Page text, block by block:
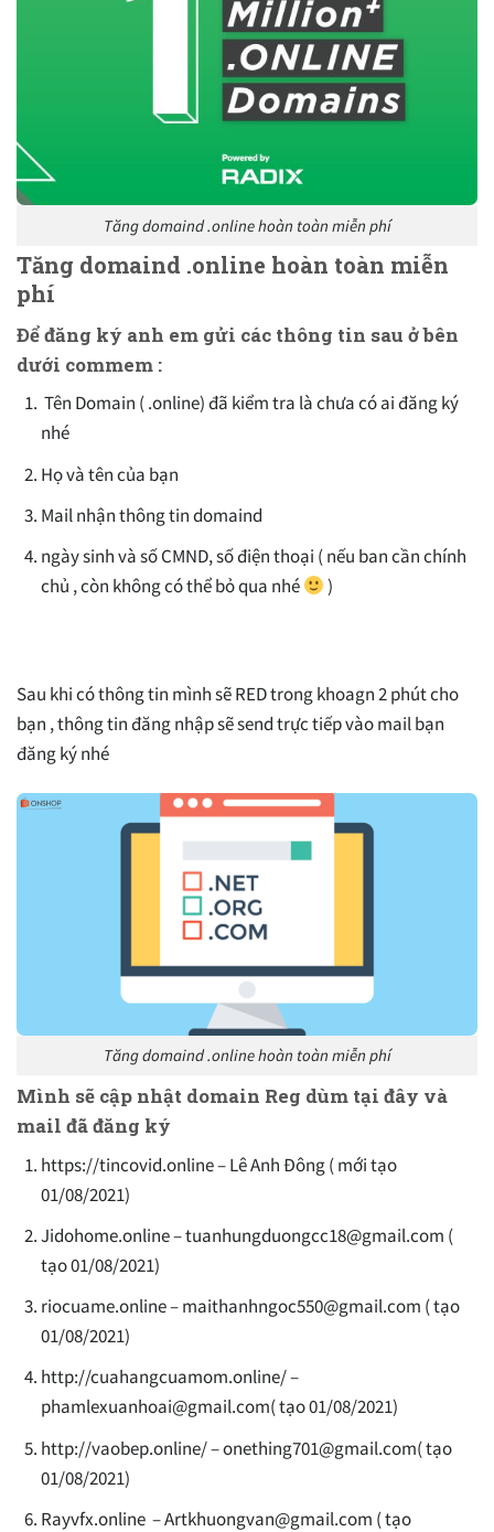
Tăng domaind .online hoàn toàn miễn phí
Tăng domaind .online hoàn toàn miễn
phí
Để đăng ký anh em gửi các thông tin sau ở bên
dưới commem :
Tên Domain ( .online) đã kiểm tra là chưa có ai đăng ký
nhé
Họ và tên của bạn
Mail nhận thông tin domaind
ngày sinh và số CMND, số điện thoại ( nếu ban cần chính
chủ , còn không có thể bỏ qua nhé
)
Sau khi có thông tin mình sẽ RED trong khoagn 2 phút cho
bạn , thông tin đăng nhập sẽ send trực tiếp vào mail bạn
đăng ký nhé
Tăng domaind .online hoàn toàn miễn phí
Mình sẽ cập nhật domain Reg dùm tại đây và
mail đã đăng ký
https://tincovid.online – Lê Anh Đông ( mới tạo
01/08/2021)
Jidohome.online –tuanhungduongcc18@gmail.com (
tạo 01/08/2021)
riocuame.online –maithanhngoc550@gmail.com ( tạo
01/08/2021)
http://cuahangcuamom.online/ –
phamlexuanhoai@gmail.com( tạo 01/08/2021)
http://vaobep.online/ –onething701@gmail.com( tạo
01/08/2021)
Rayvfx.online –Artkhuongvan@gmail.com ( tạo